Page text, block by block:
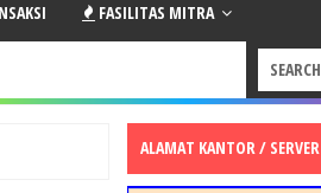
FASILITAS MITRA
ALAMAT KANTOR / SERVER